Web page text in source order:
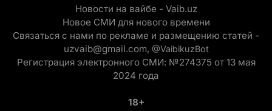
Новости на вайбе - Vaib.uz
Новое СМИ для нового времени
Связаться с нами по рекламе и размещению статей -
uzvaib@gmail.com, @VaibikuzBot
Регистрация электронного СМИ: №274375 от 13 мая
2024 года
18+